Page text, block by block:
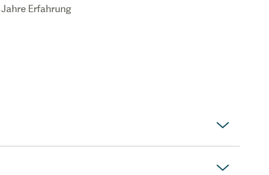
Jahre Erfahrung